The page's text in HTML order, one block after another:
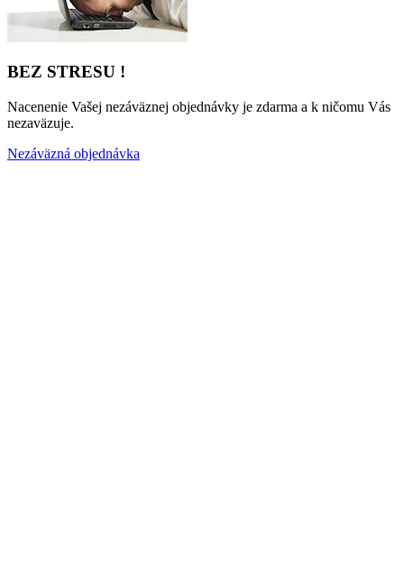
BEZ STRESU !
Nacenenie Vašej nezáväznej objednávky je zdarma a k ničomu Vás
nezaväzuje.
Nezáväzná objednávka